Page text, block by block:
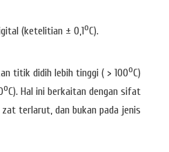
(ketelitian ± 0,1oC).
titik didih lebih tinggi ( > 100oC)
oC). Hal ini berkaitan dengan sifat
terlarut, dan bukan pada jenis